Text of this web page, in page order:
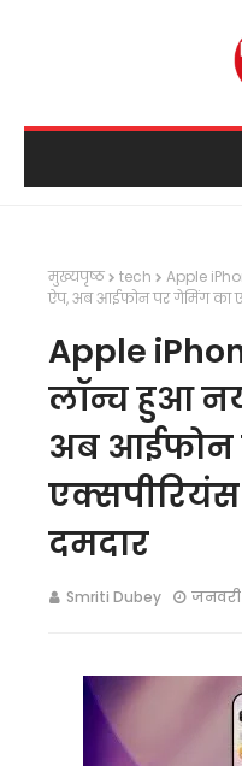
मुख्यपृष्ठ tech
Apple
ऐप, अब आईफोन पर गेमिंग का
Apple
लॉन्च हुआ
अब आईफोन
दमदार
Smriti Dubey जनवरी